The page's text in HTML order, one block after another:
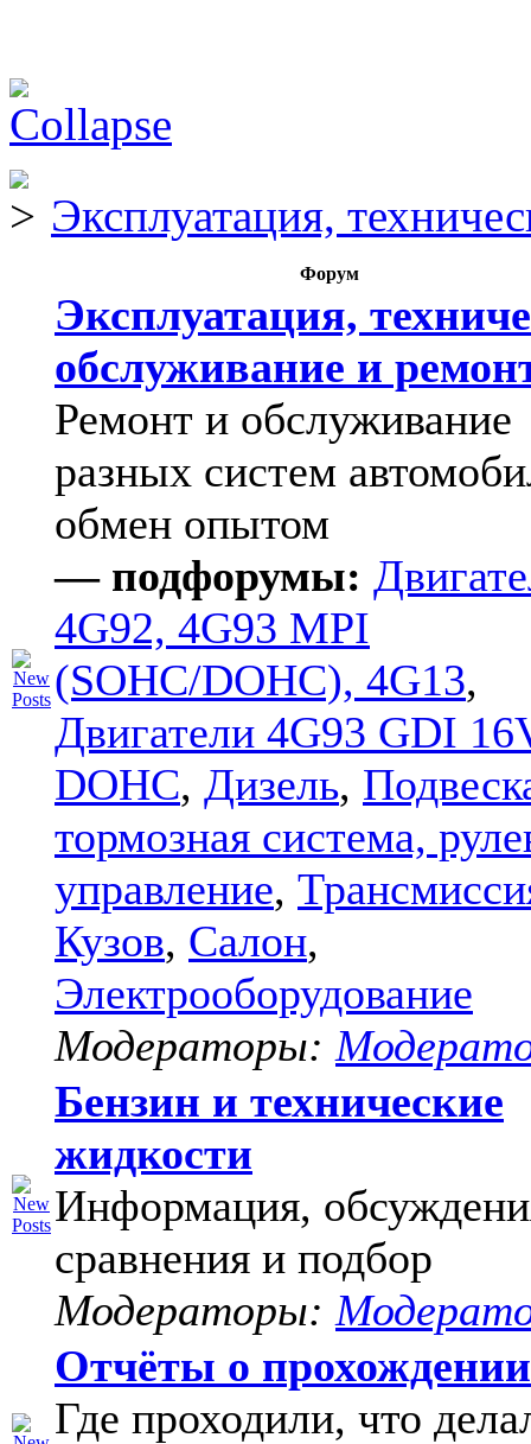
Эксплуатация,
Форум
Эксплуатация,
обслуживание и
Ремонт и обслуживание
разных систем
обмен опытом
— подфорумы:
4G92, 4G93 MPI
(SOHC/DOHC), 4G13,
Двигатели 4G93 GDI
DOHC, Дизель,
тормозная система,
управление,
Кузов, Салон,
Электрооборудование
Модераторы:
Бензин и технические
жидкости
Информация,
сравнения и подбор
Модераторы:
Отчёты о
Где проходили, что